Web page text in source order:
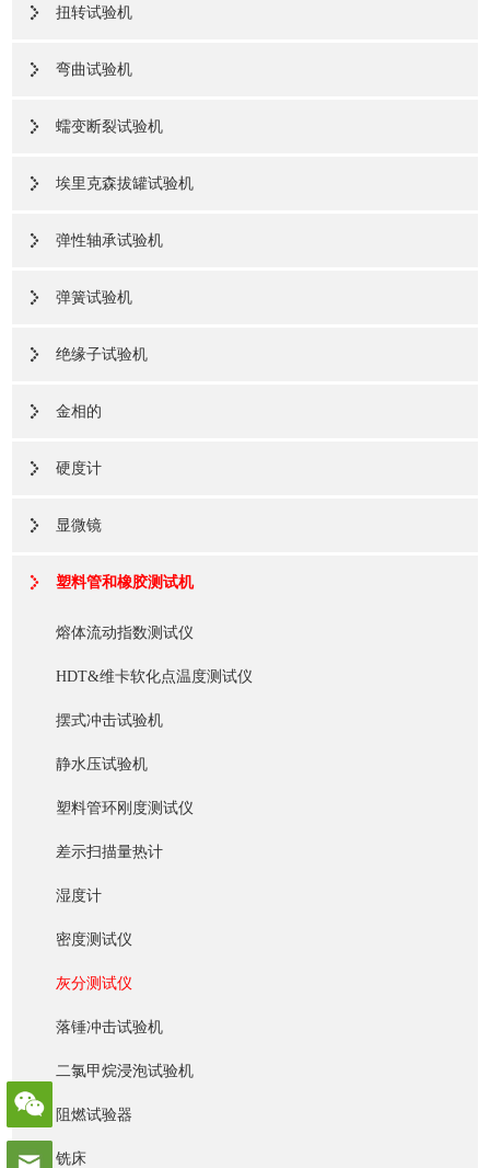
扭转试验机
弯曲试验机
蠕变断裂试验机
埃里克森拔罐试验机
弹性轴承试验机
弹簧试验机
绝缘子试验机
金相的
硬度计
显微镜
塑料管和橡胶测试机
熔体流动指数测试仪
HDT&维卡软化点温度测试仪
摆式冲击试验机
静水压试验机
塑料管环刚度测试仪
差示扫描量热计
湿度计
密度测试仪
灰分测试仪
落锤冲击试验机
二氯甲烷浸泡试验机
阻燃试验器
铣床